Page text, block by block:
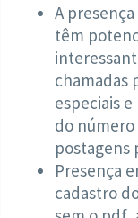
A
têm
chamadas
especiais
do
postagens
Presença
cadastro